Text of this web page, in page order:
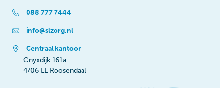
088 777 7444
info@slzorg.nl
Centraal kantoor
Onyxdijk 161a
4706 LL Roosendaal